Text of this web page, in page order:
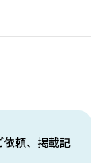
依頼、掲載記